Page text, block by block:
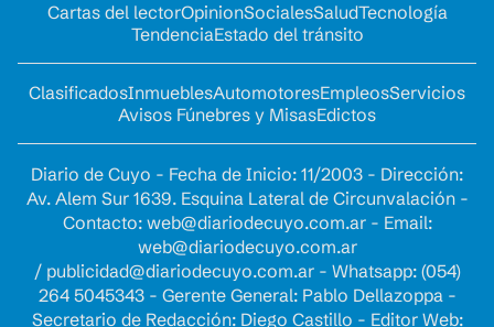
Cartas del lectorOpinionSocialesSaludTecnología
TendenciaEstado del tránsito
ClasificadosInmueblesAutomotoresEmpleosServicios
Avisos Fúnebres y MisasEdictos
Diario de Cuyo - Fecha de Inicio: 11/2003 - Dirección:
Av. Alem Sur 1639. Esquina Lateral de Circunvalación -
Contacto: web@diariodecuyo.com.ar- Email:
web@diariodecuyo.com.ar
/ publicidad@diariodecuyo.com.ar- Whatsapp: (054)
264 5045343 - Gerente General: Pablo Dellazoppa -
Secretario de Redacción: Diego Castillo - Editor Web: